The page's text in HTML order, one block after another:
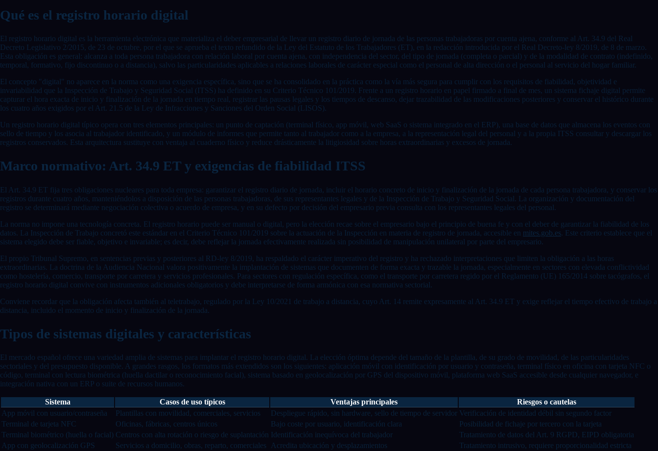
Qué es el registro horario digital
El registro horario digital es la herramienta electrónica que materializa el deber empresarial de llevar un registro diario de jornada de las personas trabajadoras por cuenta ajena, conforme al Art. 34.9 del Real
Decreto Legislativo 2/2015, de 23 de octubre, por el que se aprueba el texto refundido de la Ley del Estatuto de los Trabajadores (ET), en la redacción introducida por el Real Decreto-ley 8/2019, de 8 de marzo.
Esta obligación es general: alcanza a toda persona trabajadora con relación laboral por cuenta ajena, con independencia del sector, del tipo de jornada (completa o parcial) y de la modalidad de contrato (indefinido,
temporal, formativo, fijo discontinuo o a distancia), salvo las particularidades aplicables a relaciones laborales de carácter especial como el personal de alta dirección o el personal al servicio del hogar familiar.
El concepto "digital" no aparece en la norma como una exigencia específica, sino que se ha consolidado en la práctica como la vía más segura para cumplir con los requisitos de fiabilidad, objetividad e
invariabilidad que la Inspección de Trabajo y Seguridad Social (ITSS) ha definido en su Criterio Técnico 101/2019. Frente a un registro horario en papel firmado a final de mes, un sistema fichaje digital permite
capturar el hora exacta de inicio y finalización de la jornada en tiempo real, registrar las pausas legales y los tiempos de descanso, dejar trazabilidad de las modificaciones posteriores y conservar el histórico durante
los cuatro años exigidos por el Art. 21.5 de la Ley de Infracciones y Sanciones del Orden Social (LISOS).
Un registro horario digital típico opera con tres elementos principales: un punto de captación (terminal físico, app móvil, web SaaS o sistema integrado en el ERP), una base de datos que almacena los eventos con
sello de tiempo y los asocia al trabajador identificado, y un módulo de informes que permite tanto al trabajador como a la empresa, a la representación legal del personal y a la propia ITSS consultar y descargar los
registros conservados. Esta arquitectura sustituye con ventaja al cuaderno físico y reduce drásticamente la litigiosidad sobre horas extraordinarias y excesos de jornada.
Marco normativo: Art. 34.9 ET y exigencias de fiabilidad ITSS
El Art. 34.9 ET fija tres obligaciones nucleares para toda empresa: garantizar el registro diario de jornada, incluir el horario concreto de inicio y finalización de la jornada de cada persona trabajadora, y conservar los
registros durante cuatro años, manteniéndolos a disposición de las personas trabajadoras, de sus representantes legales y de la Inspección de Trabajo y Seguridad Social. La organización y documentación del
registro se determinará mediante negociación colectiva o acuerdo de empresa, y en su defecto por decisión del empresario previa consulta con los representantes legales del personal.
La norma no impone una tecnología concreta. El registro horario puede ser manual o digital, pero la elección recae sobre el empresario bajo el principio de buena fe y con el deber de garantizar la fiabilidad de los
datos. La Inspección de Trabajo concretó este estándar en el Criterio Técnico 101/2019 sobre la actuación de la Inspección en materia de registro de jornada, accesible en mites.gob.es. Este criterio establece que el
sistema elegido debe ser fiable, objetivo e invariable; es decir, debe reflejar la jornada efectivamente realizada sin posibilidad de manipulación unilateral por parte del empresario.
El propio Tribunal Supremo, en sentencias previas y posteriores al RD-ley 8/2019, ha respaldado el carácter imperativo del registro y ha rechazado interpretaciones que limiten la obligación a las horas
extraordinarias. La doctrina de la Audiencia Nacional valora positivamente la implantación de sistemas que documenten de forma exacta y trazable la jornada, especialmente en sectores con elevada conflictividad
como hostelería, comercio, transporte por carretera y servicios profesionales. Para sectores con regulación específica, como el transporte por carretera regido por el Reglamento (UE) 165/2014 sobre tacógrafos, el
registro horario digital convive con instrumentos adicionales obligatorios y debe interpretarse de forma armónica con esa normativa sectorial.
Conviene recordar que la obligación afecta también al teletrabajo, regulado por la Ley 10/2021 de trabajo a distancia, cuyo Art. 14 remite expresamente al Art. 34.9 ET y exige reflejar el tiempo efectivo de trabajo a
distancia, incluido el momento de inicio y finalización de la jornada.
Tipos de sistemas digitales y características
El mercado español ofrece una variedad amplia de sistemas para implantar el registro horario digital. La elección óptima depende del tamaño de la plantilla, de su grado de movilidad, de las particularidades
sectoriales y del presupuesto disponible. A grandes rasgos, los formatos más extendidos son los siguientes: aplicación móvil con identificación por usuario y contraseña, terminal físico en oficina con tarjeta NFC o
código, terminal con lectura biométrica (huella dactilar o reconocimiento facial), sistema basado en geolocalización por GPS del dispositivo móvil, plataforma web SaaS accesible desde cualquier navegador, e
integración nativa con un ERP o suite de recursos humanos.
Sistema Casos de uso típicos Ventajas principales
Riesgos o cautelas
App móvil con usuario/contraseña
Plantillas con movilidad, comerciales, servicios Despliegue rápido, sin hardware, sello de tiempo de servidor Verificación de identidad débil sin segundo factor
Terminal de tarjeta NFC
Oficinas, fábricas, centros únicos Bajo coste por usuario, identificación clara
Posibilidad de fichaje por tercero con la tarjeta
Terminal biométrico (huella o facial) Centros con alta rotación o riesgo de suplantación Identificación inequívoca del trabajador
Tratamiento de datos del Art. 9 RGPD, EIPD obligatoria
App con geolocalización GPS
Servicios a domicilio, obras, reparto, comerciales Acredita ubicación y desplazamientos
Tratamiento intrusivo, requiere proporcionalidad estricta